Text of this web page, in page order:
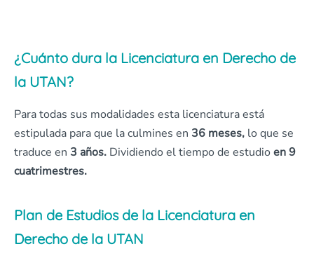
¿Cuánto dura la Licenciatura en Derecho de
la UTAN?
Para todas sus modalidades esta licenciatura está
estipulada para que la culmines en 36 meses, lo que se
traduce en 3 años. Dividiendo el tiempo de estudio en 9
cuatrimestres.
Plan de Estudios de la Licenciatura en
Derecho de la UTAN